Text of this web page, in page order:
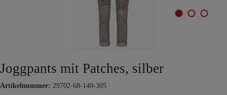
Joggpants mit Patches, silber
Artikelnummer: 29702-68-140-305